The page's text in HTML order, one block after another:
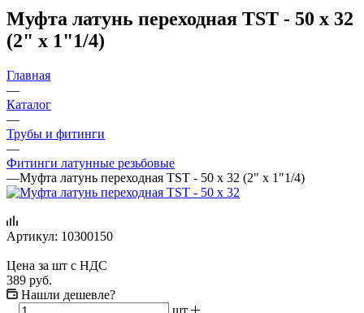
Муфта латунь переходная TST - 50 х 32
(2" х 1"1/4)
Главная
—
Каталог
—
Трубы и фитинги
—
Фитинги латунные резьбовые
—Муфта латунь переходная TST - 50 х 32 (2" х 1"1/4)
Артикул: 10300150
Цена за шт с НДС
389 руб.
Нашли дешевле?
шт